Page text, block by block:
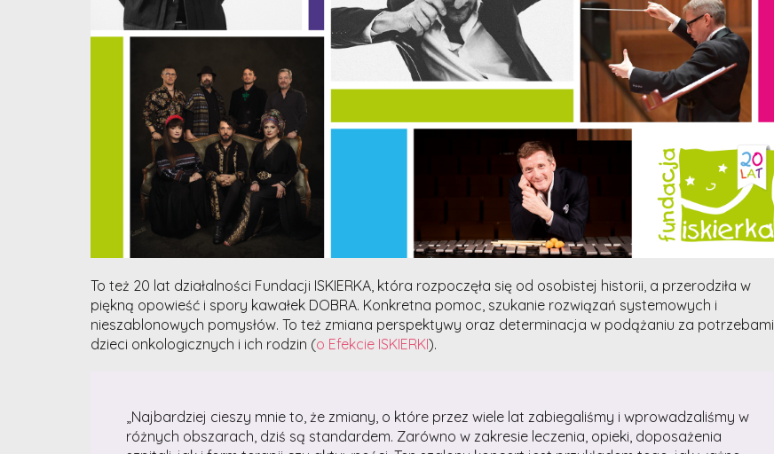
To też 20 lat działalności Fundacji ISKIERKA, która rozpoczęła się od osobistej historii, a przerodziła w
piękną opowieść i spory kawałek DOBRA. Konkretna pomoc, szukanie rozwiązań systemowych i
nieszablonowych pomysłów. To też zmiana perspektywy oraz determinacja w podążaniu za potrzebami
dzieci onkologicznych i ich rodzin (o Efekcie ISKIERKI).
„Najbardziej cieszy mnie to, że zmiany, o które przez wiele lat zabiegaliśmy i wprowadzaliśmy w
różnych obszarach, dziś są standardem. Zarówno w zakresie leczenia, opieki, doposażenia